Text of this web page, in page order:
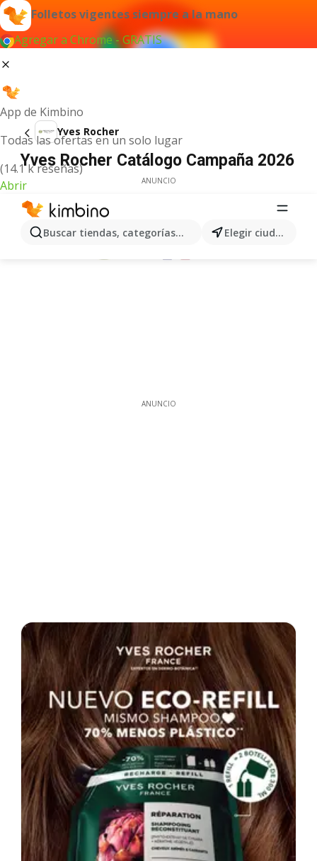
Folletos vigentes siempre a la mano
Agregar a Chrome - GRATIS
App de Kimbino
Todas las ofertas en un solo lugar
(14.1 k reseñas)
Abrir
Buscar tiendas, categorías, productos... Elegir ciudad
Yves Rocher
Yves Rocher Catálogo Campaña 2026
ANUNCIO
ANUNCIO